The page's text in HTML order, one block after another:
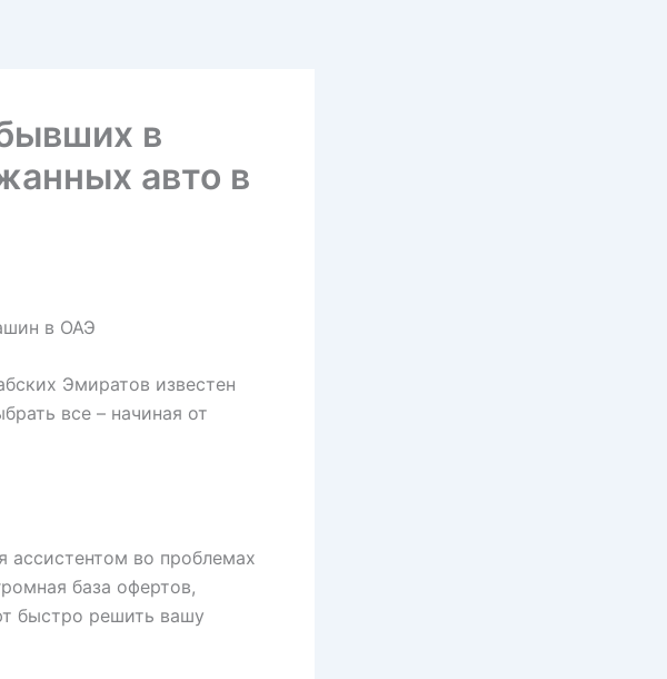
в
авто в
в ОАЭ
Эмиратов известен
все – начиная от
во проблемах
база офертов,
быстро решить вашу